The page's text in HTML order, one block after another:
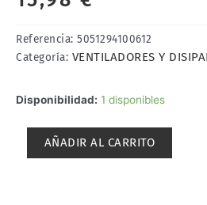
Referencia: 5051294100612
Categoría: VENTILADORES Y
Disponibilidad: 1 disponibles
VENTILADOR
AÑADIR AL CARRITO